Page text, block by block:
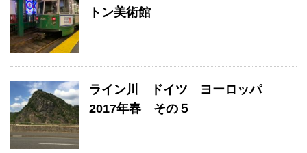
トン美術館
ライン川 ドイツ ヨーロッパ
2017年春 その５